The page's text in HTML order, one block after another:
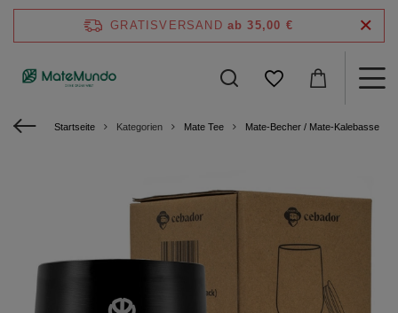
GRATISVERSAND ab 35,00 €
Startseite Kategorien Mate Tee Mate‑Becher / Mate-Kalebasse